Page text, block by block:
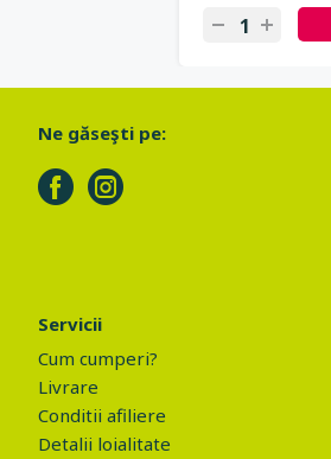
Ne găseşti pe:
Servicii
Cum cumperi?
Livrare
Conditii afiliere
Detalii loialitate